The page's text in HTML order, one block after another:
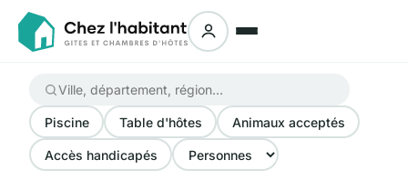
Piscine Table d'hôtes Animaux acceptés
Accès handicapés